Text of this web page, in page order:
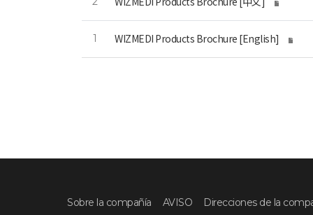
1 WIZMEDI Products Brochure [English]
Sobre la compañía AVISO Direcciones de la